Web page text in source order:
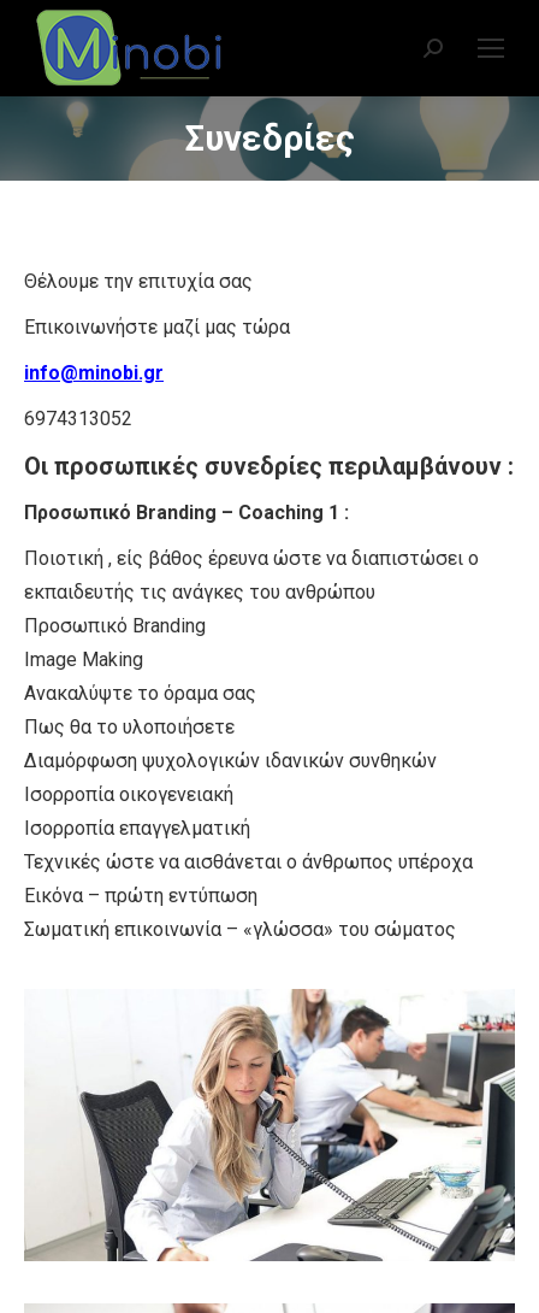
Search:
Συνεδρίες
You are here:
Θέλουμε την επιτυχία σας
Επικοινωνήστε μαζί μας τώρα
info@minobi.gr
6974313052
Οι προσωπικές συνεδρίες περιλαμβάνουν :
Προσωπικό Branding – Coaching 1 :
Ποιοτική , είς βάθος έρευνα ώστε να διαπιστώσει ο
εκπαιδευτής τις ανάγκες του ανθρώπου
Προσωπικό Branding
Image Making
Ανακαλύψτε το όραμα σας
Πως θα το υλοποιήσετε
Διαμόρφωση ψυχολογικών ιδανικών συνθηκών
Ισορροπία οικογενειακή
Ισορροπία επαγγελματική
Τεχνικές ώστε να αισθάνεται ο άνθρωπος υπέροχα
Εικόνα – πρώτη εντύπωση
Σωματική επικοινωνία – «γλώσσα» του σώματος